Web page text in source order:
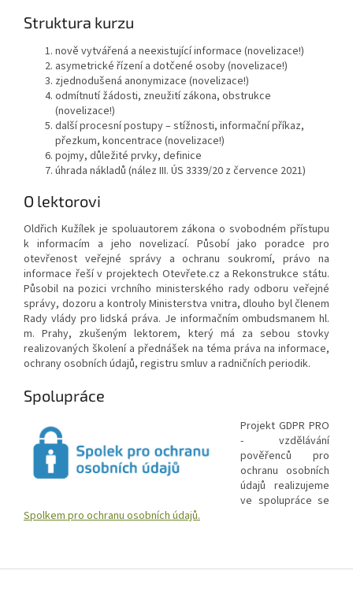
Struktura kurzu
nově vytvářená a neexistující informace (novelizace!)
asymetrické řízení a dotčené osoby (novelizace!)
zjednodušená anonymizace (novelizace!)
odmítnutí žádosti, zneužití zákona, obstrukce
(novelizace!)
další procesní postupy – stížnosti, informační příkaz,
přezkum, koncentrace (novelizace!)
pojmy, důležité prvky, definice
úhrada nákladů (nález III. ÚS 3339/20 z července 2021)
O lektorovi
Oldřich Kužílek je spoluautorem zákona o svobodném přístupu
k informacím a jeho novelizací. Působí jako poradce pro
otevřenost veřejné správy a ochranu soukromí, právo na
informace řeší v projektech Otevřete.cz a Rekonstrukce státu.
Působil na pozici vrchního ministerského rady odboru veřejné
správy, dozoru a kontroly Ministerstva vnitra, dlouho byl členem
Rady vlády pro lidská práva. Je informačním ombudsmanem hl.
m. Prahy, zkušeným lektorem, který má za sebou stovky
realizovaných školení a přednášek na téma práva na informace,
ochrany osobních údajů, registru smluv a radničních periodik.
Spolupráce
Projekt GDPR PRO
- vzdělávání
pověřenců pro
ochranu osobních
údajů realizujeme
ve spolupráce se
Spolkem pro ochranu osobních údajů.